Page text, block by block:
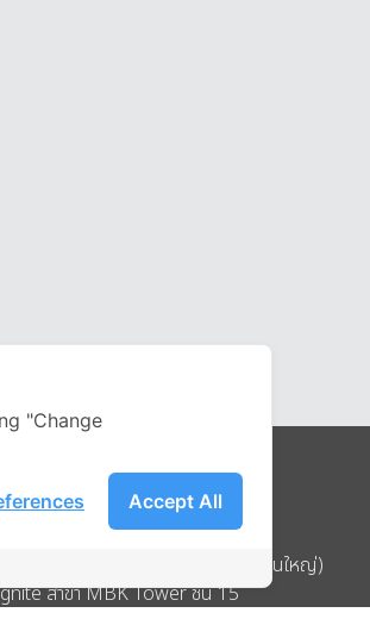
บริษัท อิกไนท์ เอ สตาร์ จำกัด (สำนักงานใหญ่)
สาขา MBK Tower ชั้น 15
"Change
Accept All